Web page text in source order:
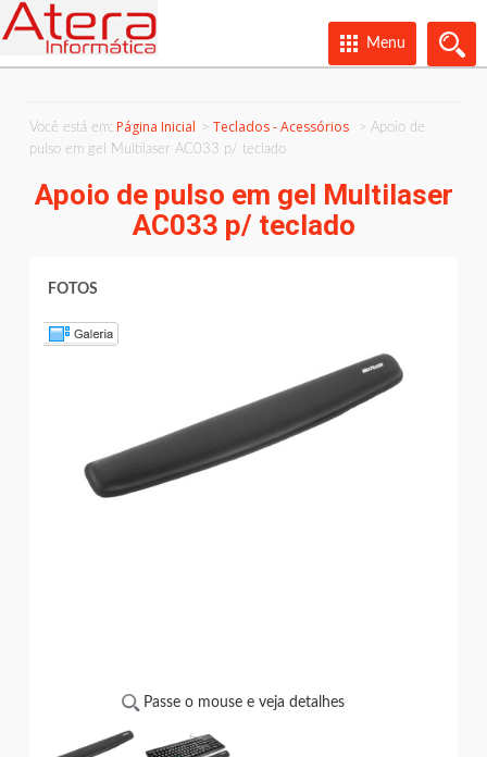
Menu
Você está em: Página Inicial Teclados - Acessórios
Apoio de
pulso em gel Multilaser AC033 p/ teclado
Apoio de pulso em gel Multilaser
AC033 p/ teclado
FOTOS
Passe o mouse e veja detalhes